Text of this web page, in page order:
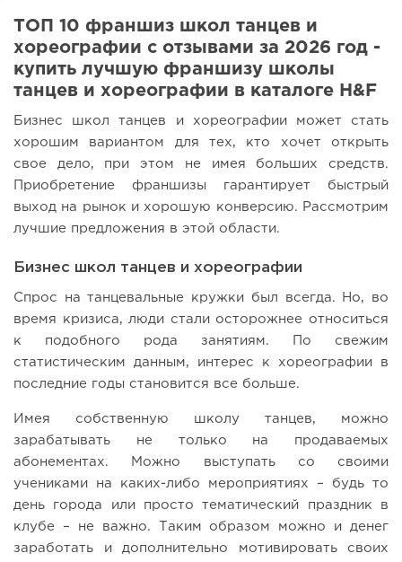
ТОП 10 франшиз школ танцев и
хореографии с отзывами за 2026 год -
купить лучшую франшизу школы
танцев и хореографии в каталоге H&F
Бизнес школ танцев и хореографии может стать
хорошим вариантом для тех, кто хочет открыть
свое дело, при этом не имея больших средств.
Приобретение франшизы гарантирует быстрый
выход на рынок и хорошую конверсию. Рассмотрим
лучшие предложения в этой области.
Бизнес школ танцев и хореографии
Спрос на танцевальные кружки был всегда. Но, во
время кризиса, люди стали осторожнее относиться
к подобного рода занятиям. По свежим
статистическим данным, интерес к хореографии в
последние годы становится все больше.
Имея собственную школу танцев, можно
зарабатывать не только на продаваемых
абонементах. Можно выступать со своими
учениками на каких-либо мероприятиях – будь то
день города или просто тематический праздник в
клубе – не важно. Таким образом можно и денег
заработать и дополнительно мотивировать своих